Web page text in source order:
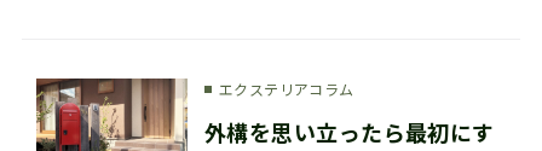
エクステリアコラム
外構を思い立ったら最初にす